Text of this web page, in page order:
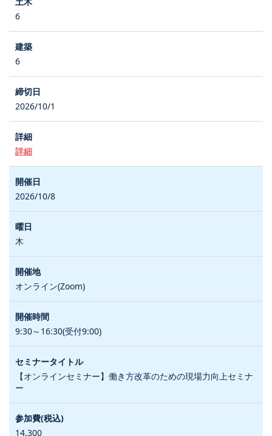
6
6
2026/10/1
詳細
2026/10/8
木
オンライン(Zoom)
9:30～16:30(受付9:00)
【オンラインセミナー】働き方改革のための現場力向上セミナ
ー
14,300